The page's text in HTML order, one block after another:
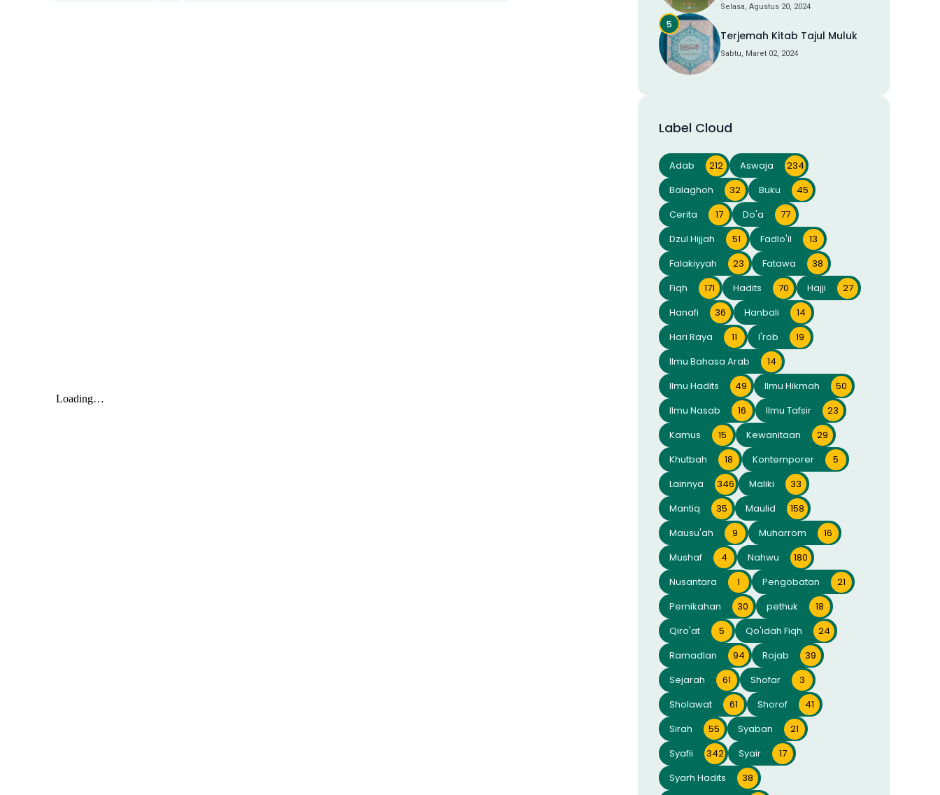
Selasa, Agustus 20, 2024
Terjemah Kitab Tajul Muluk
Sabtu, Maret 02, 2024
Label Cloud
Adab 212 Aswaja
234
Balaghoh
32 Buku
45
Cerita
17 Do'a
77
Dzul Hijjah
51 Fadlo'il
13
Falakiyyah
23 Fatawa
38
Fiqh
171 Hadits 70 Hajji
27
Hanafi
36 Hanbali
14
Hari Raya
11 I'rob
19
Ilmu Bahasa Arab
14
Ilmu Hadits
49 Ilmu Hikmah
50
Ilmu Nasab
16 Ilmu Tafsir
23
Kamus
15 Kewanitaan
29
Khutbah
18 Kontemporer
5
Lainnya
346 Maliki
33
Mantiq
35 Maulid
158
Mausu'ah
9 Muharrom
16
Mushaf
4 Nahwu
180
Nusantara
1 Pengobatan
21
Pernikahan
30 pethuk
18
Qiro'at
5 Qo'idah Fiqh
24
Ramadlan
94 Rojab
39
Sejarah
61 Shofar
3
Sholawat
61 Shorof
41
Sirah
55 Syaban
21
Syafii
342 Syair
17
Syarh Hadits
38